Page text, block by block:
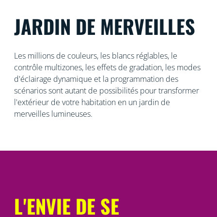
JARDIN DE MERVEILLES
Les millions de couleurs, les blancs réglables, le
contrôle multizones, les effets de gradation, les modes
d'éclairage dynamique et la programmation des
scénarios sont autant de possibilités pour transformer
l'extérieur de votre habitation en un jardin de
merveilles lumineuses.
L'ENVIE DE SE